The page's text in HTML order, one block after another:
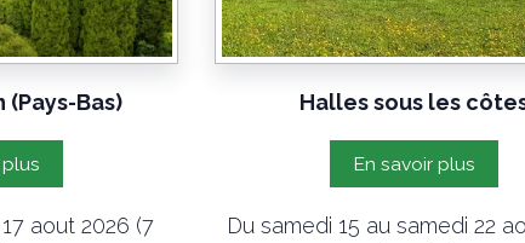
(Pays-Bas)
aout 2026 (7
Halles sous les
En savoir plus
Du samedi 15 au samedi 22